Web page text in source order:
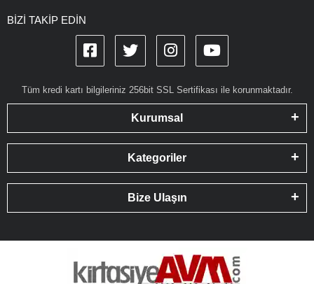
BİZİ TAKİP EDİN
Tüm kredi kartı bilgileriniz 256bit SSL Sertifikası ile korunmaktadır.
Kurumsal
Kategoriler
Bize Ulaşın